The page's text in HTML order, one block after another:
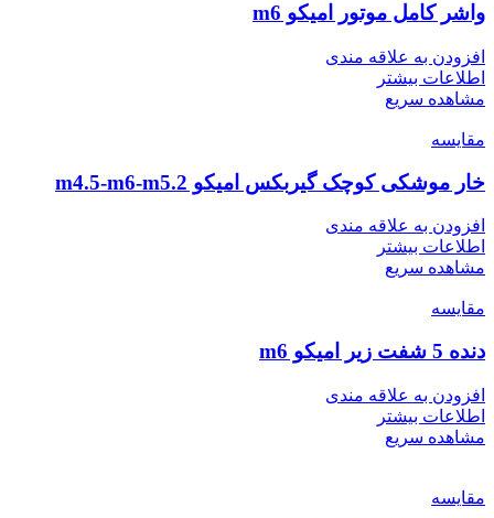
واشر کامل موتور امیکو m6
افزودن به علاقه مندی
اطلاعات بیشتر
مشاهده سریع
مقایسه
خار موشکی کوچک گیربکس امیکو m4.5-m6-m5.2
افزودن به علاقه مندی
اطلاعات بیشتر
مشاهده سریع
مقایسه
دنده 5 شفت زیر امیکو m6
افزودن به علاقه مندی
اطلاعات بیشتر
مشاهده سریع
مقایسه